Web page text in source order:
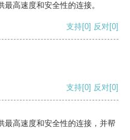
高速度和安全性的连接。
支持[0] 反对[0]
支持[0] 反对[0]
最高速度和安全性的连接，并帮